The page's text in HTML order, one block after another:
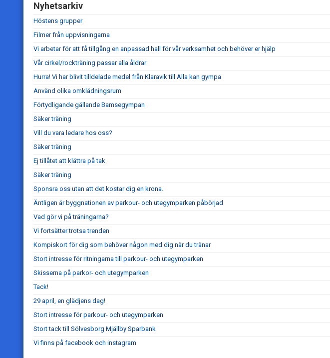
Nyhetsarkiv
Höstens grupper
Filmer från uppvisningarna
Vi arbetar för att få tillgång en anpassad hall för vår verksamhet och behöver er hjälp
Vår cirkel/rockträning passar alla åldrar
Hurra! Vi har blivit tilldelade medel från Klaravik till Alla kan gympa
Använd olika omklädningsrum
Förtydligande gällande Bamsegympan
Säker träning
Vill du vara ledare hos oss?
Säker träning
Ej tillåtet att klättra på tak
Säker träning
Sponsra oss utan att det kostar dig en krona.
Äntligen är byggnationen av parkour- och utegymparken påbörjad
Vad gör vi på träningarna?
Vi fortsätter trotsa trenden
Kompiskort för dig som behöver någon med dig när du tränar
Stort intresse för ritningarna till parkour- och utegymparken
Skisserna på parkor- och utegymparken
Tack!
29 april, en glädjens dag!
Stort intresse för parkour- och utegymparken
Stort tack till Sölvesborg Mjällby Sparbank
Vi finns på facebook och instagram